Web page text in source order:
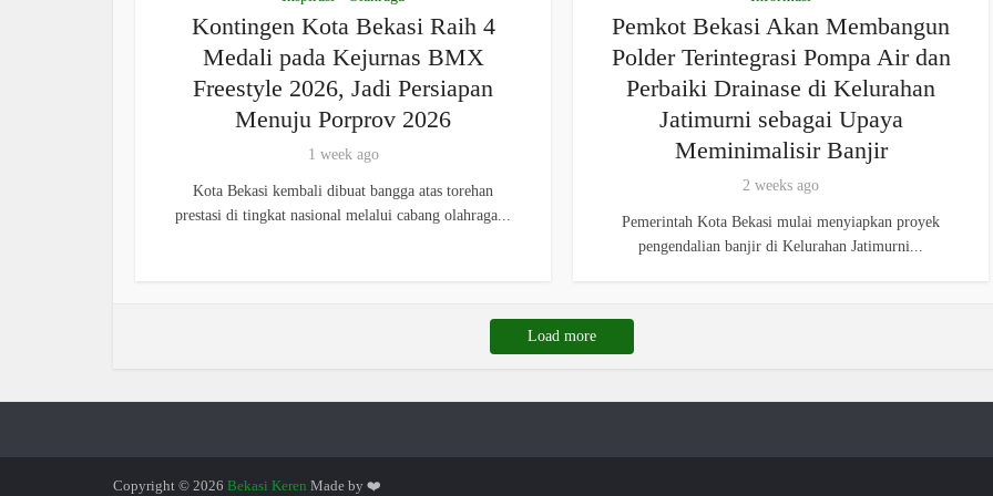
Kontingen Kota Bekasi Raih 4
Medali pada Kejurnas BMX
Freestyle 2026, Jadi Persiapan
Menuju Porprov 2026
1 week ago
Kota Bekasi kembali dibuat bangga atas torehan
prestasi di tingkat nasional melalui cabang olahraga...
Pemkot Bekasi Akan Membangun
Polder Terintegrasi Pompa Air dan
Perbaiki Drainase di Kelurahan
Jatimurni sebagai Upaya
Meminimalisir Banjir
2 weeks ago
Pemerintah Kota Bekasi mulai menyiapkan proyek
pengendalian banjir di Kelurahan Jatimurni...
Load more
Copyright © 2026 Bekasi Keren Made by ❤️